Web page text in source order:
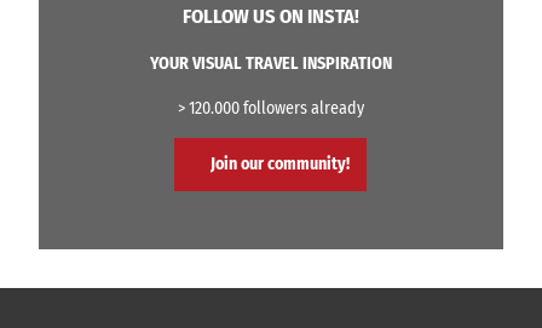
FOLLOW US ON INSTA!
YOUR VISUAL TRAVEL INSPIRATION
> 120.000 followers already
Join our community!